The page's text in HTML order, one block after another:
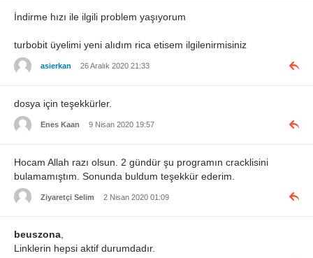
İndirme hızı ile ilgili problem yaşıyorum
turbobit üyelimi yeni alıdım rica etisem ilgilenirmisiniz
asierkan 26 Aralık 2020 21:33
dosya için teşekkürler.
Enes Kaan 9 Nisan 2020 19:57
Hocam Allah razı olsun. 2 gündür şu programın cracklisini
bulamamıştım. Sonunda buldum teşekkür ederim.
Ziyaretçi Selim 2 Nisan 2020 01:09
beuszona,
Linklerin hepsi aktif durumdadır.